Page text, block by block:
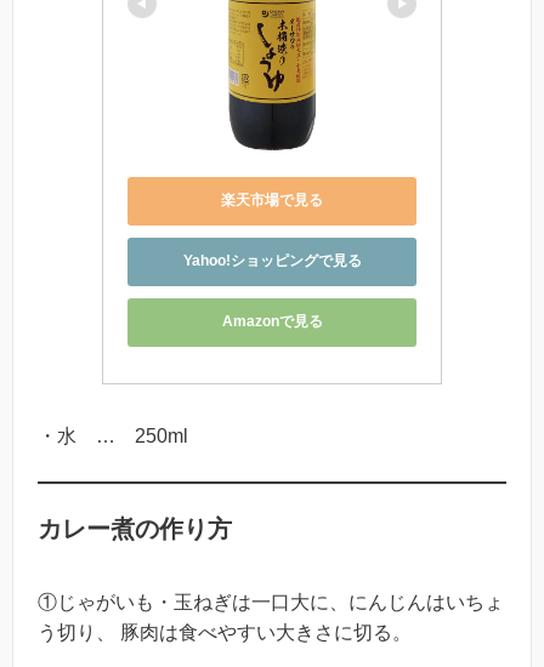
楽天市場で見る
Yahoo!ショッピングで見る
Amazonで見る
・水 … 250ml
カレー煮の作り方
①じゃがいも・玉ねぎは一口大に、にんじんはいちょ
う切り、 豚肉は食べやすい大きさに切る。